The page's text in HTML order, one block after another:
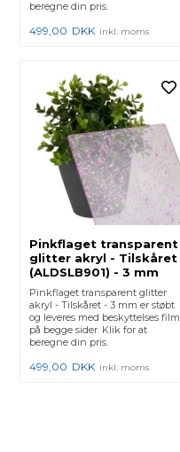
beregne din pris.
499,00 DKK inkl. moms
Pinkflaget transparent
glitter akryl - Tilskåret
(ALDSLB901) - 3 mm
Pinkflaget transparent glitter
akryl - Tilskåret - 3 mm er støbt
og leveres med beskyttelses film
på begge sider. Klik for at
beregne din pris.
499,00 DKK inkl. moms